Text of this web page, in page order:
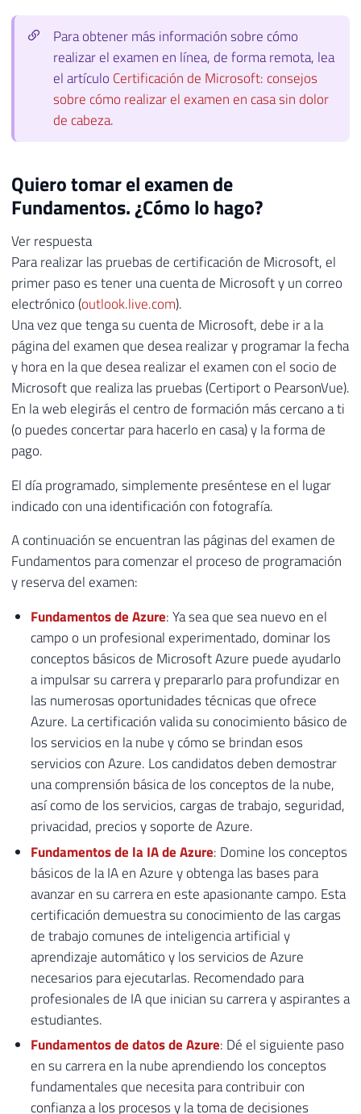
Para obtener más información sobre cómo
realizar el examen en línea, de forma remota, lea
el artículo Certificación de Microsoft: consejos
sobre cómo realizar el examen en casa sin dolor
de cabeza.
Quiero tomar el examen de
Fundamentos. ¿Cómo lo hago?
Ver respuesta
Para realizar las pruebas de certificación de Microsoft, el
primer paso es tener una cuenta de Microsoft y un correo
electrónico (outlook.live.com).
Una vez que tenga su cuenta de Microsoft, debe ir a la
página del examen que desea realizar y programar la fecha
y hora en la que desea realizar el examen con el socio de
Microsoft que realiza las pruebas (Certiport o PearsonVue).
En la web elegirás el centro de formación más cercano a ti
(o puedes concertar para hacerlo en casa) y la forma de
pago.
El día programado, simplemente preséntese en el lugar
indicado con una identificación con fotografía.
A continuación se encuentran las páginas del examen de
Fundamentos para comenzar el proceso de programación
y reserva del examen:
Fundamentos de Azure: Ya sea que sea nuevo en el
campo o un profesional experimentado, dominar los
conceptos básicos de Microsoft Azure puede ayudarlo
a impulsar su carrera y prepararlo para profundizar en
las numerosas oportunidades técnicas que ofrece
Azure. La certificación valida su conocimiento básico de
los servicios en la nube y cómo se brindan esos
servicios con Azure. Los candidatos deben demostrar
una comprensión básica de los conceptos de la nube,
así como de los servicios, cargas de trabajo, seguridad,
privacidad, precios y soporte de Azure.
Fundamentos de la IA de Azure: Domine los conceptos
básicos de la IA en Azure y obtenga las bases para
avanzar en su carrera en este apasionante campo. Esta
certificación demuestra su conocimiento de las cargas
de trabajo comunes de inteligencia artificial y
aprendizaje automático y los servicios de Azure
necesarios para ejecutarlas. Recomendado para
profesionales de IA que inician su carrera y aspirantes a
estudiantes.
Fundamentos de datos de Azure: Dé el siguiente paso
en su carrera en la nube aprendiendo los conceptos
fundamentales que necesita para contribuir con
confianza a los procesos y la toma de decisiones